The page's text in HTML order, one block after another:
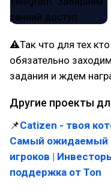
⚠Так что для тех кто
обязательно
задания и ждем
Другие проекты
📌Catizen - твоя
Самый ожидаемый
игроков |
поддержка от Ton